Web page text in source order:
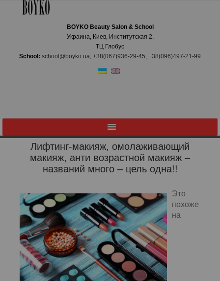
BOYKO Beauty Salon & School
Украина, Киев, Институтская 2,
ТЦ Глобус
School: school@boyko.ua,+38(067)936‑29‑45,+38(096)497‑21‑99
Лифтинг-макияж, омолаживающий
макияж, анти возрастной макияж –
названий много – цель одна!!
Это